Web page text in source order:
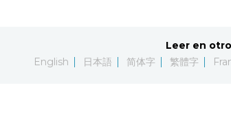
Leer en
English
日本語 简体字 繁體字